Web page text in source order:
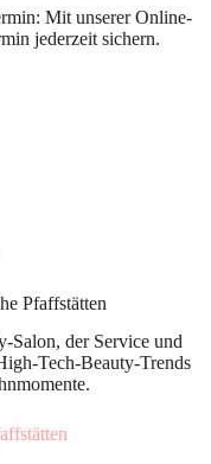
Mit unserer Online-
jederzeit sichern.
Pfaffstätten
Salon, der Service und
Tech-Beauty-Trends